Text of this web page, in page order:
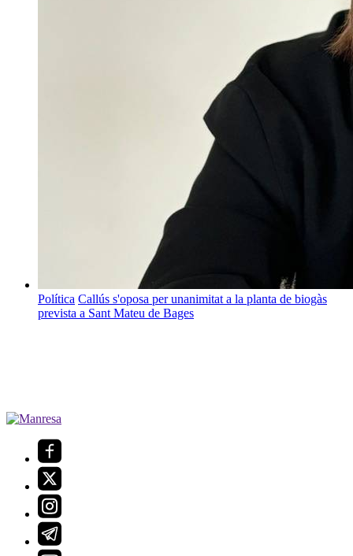
Política Callús s'oposa per unanimitat a la planta de biogàs
prevista a Sant Mateu de Bages